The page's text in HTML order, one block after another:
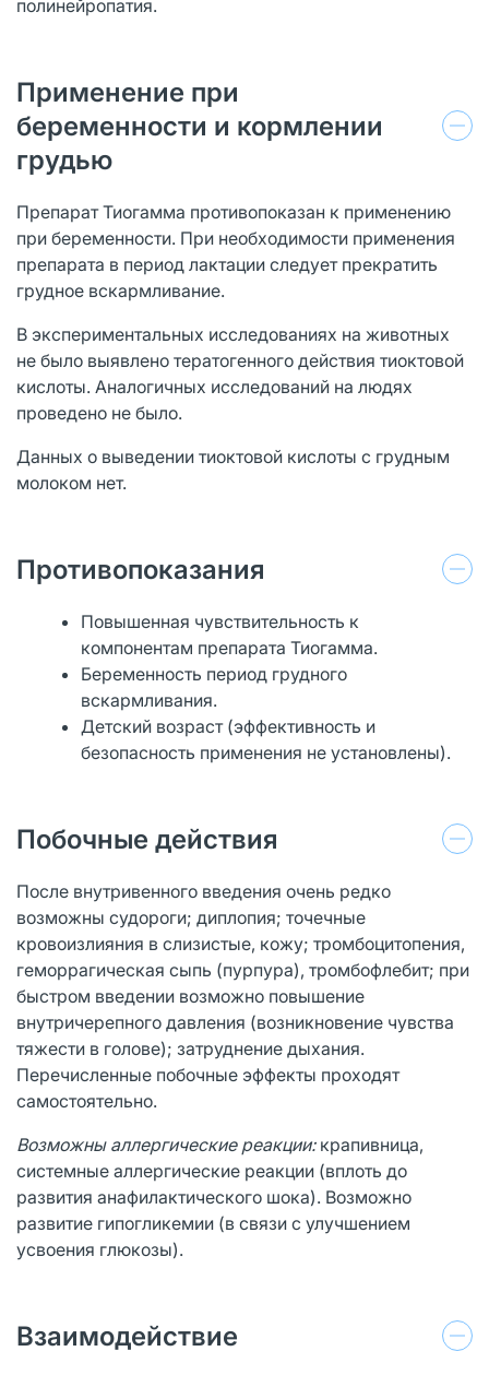
полинейропатия.
Применение при
беременности и кормлении
грудью
Препарат Тиогамма противопоказан к применению
при беременности. При необходимости применения
препарата в период лактации следует прекратить
грудное вскармливание.
В экспериментальных исследованиях на животных
не было выявлено тератогенного действия тиоктовой
кислоты. Аналогичных исследований на людях
проведено не было.
Данных о выведении тиоктовой кислоты с грудным
молоком нет.
Противопоказания
Повышенная чувствительность к
компонентам препарата Тиогамма.
Беременность период грудного
вскармливания.
Детский возраст (эффективность и
безопасность применения не установлены).
Побочные действия
После внутривенного введения очень редко
возможны судороги; диплопия; точечные
кровоизлияния в слизистые, кожу; тромбоцитопения,
геморрагическая сыпь (пурпура), тромбофлебит; при
быстром введении возможно повышение
внутричерепного давления (возникновение чувства
тяжести в голове); затруднение дыхания.
Перечисленные побочные эффекты проходят
самостоятельно.
Возможны аллергические реакции:крапивница,
системные аллергические реакции (вплоть до
развития анафилактического шока). Возможно
развитие гипогликемии (в связи с улучшением
усвоения глюкозы).
Взаимодействие